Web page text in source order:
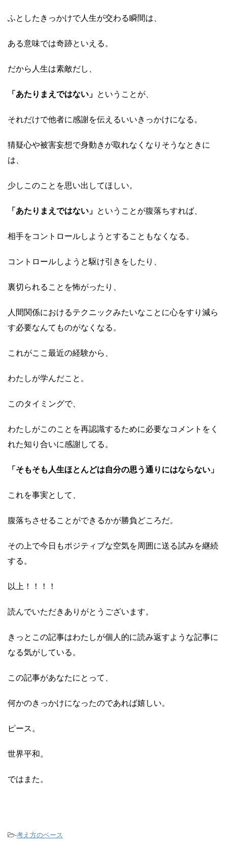
ふとしたきっかけで人生が交わる瞬間は、
ある意味では奇跡といえる。
だから人生は素敵だし、
「あたりまえではない」 ということが、
それだけで他者に感謝を伝えるいいきっかけになる。
猜疑心や被害妄想で身動きが取れなくなりそうなときに
は、
少しこのことを思い出してほしい。
「あたりまえではない」 ということが腹落ちすれば、
相手をコントロールしようとすることもなくなる。
コントロールしようと駆け引きをしたり、
裏切られることを怖がったり、
人間関係におけるテクニックみたいなことに心をすり減ら
す必要なんてものがなくなる。
これがここ最近の経験から、
わたしが学んだこと。
このタイミングで、
わたしがこのことを再認識するために必要なコメントをく
れた知り合いに感謝してる。
「そもそも人生ほとんどは自分の思う通りにはならない」
これを事実として、
腹落ちさせることができるかが勝負どころだ。
その上で今日もポジティブな空気を周囲に送る試みを継続
する。
以上！！！！
読んでいただきありがとうございます。
きっとこの記事はわたしが個人的に読み返すような記事に
なる気がしている。
この記事があなたにとって、
何かのきっかけになったのであれば嬉しい。
ピース。
世界平和。
ではまた。
-考え方のベース